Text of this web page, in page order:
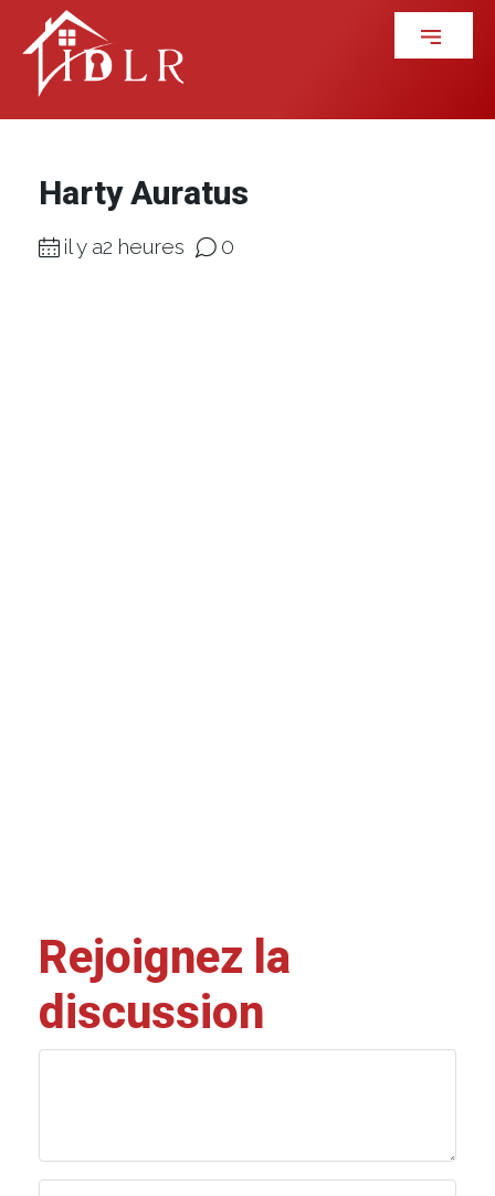
Harty Auratus
il y a2 heures 0
Rejoignez la
discussion